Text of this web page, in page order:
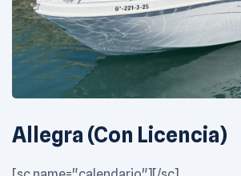
Allegra (Con Licencia)